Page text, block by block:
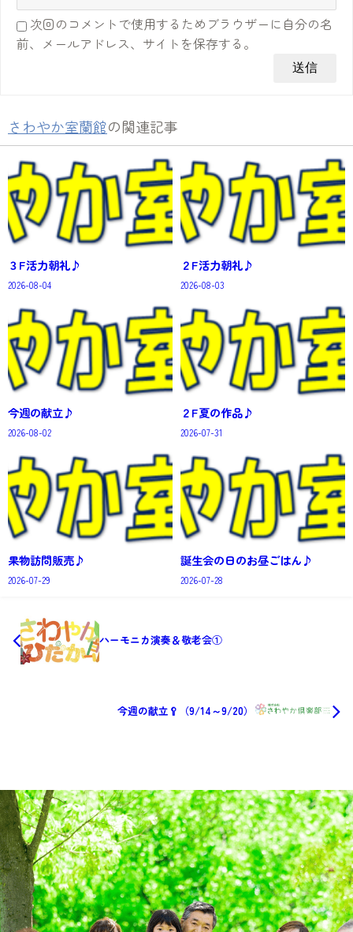
次回のコメントで使用するためブラウザーに自分の名
前、メールアドレス、サイトを保存する。
さわやか室蘭館の関連記事
３F活力朝礼♪
2026-08-04
２F活力朝礼♪
2026-08-03
今週の献立♪
2026-08-02
２F夏の作品♪
2026-07-31
果物訪問販売♪
2026-07-29
誕生会の日のお昼ごはん♪
2026-07-28
ハーモニカ演奏＆敬老会①
今週の献立🥄（9/14～9/20）